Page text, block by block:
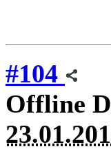
#104
Offline